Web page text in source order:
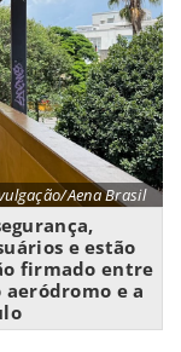
Aena Brasil
e estão
firmado entre
e a